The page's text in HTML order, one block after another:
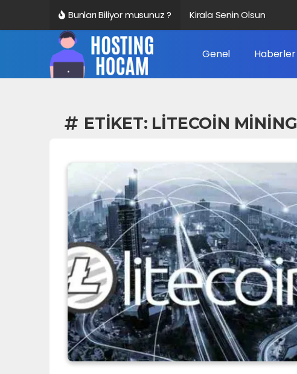
Bunları Biliyor musunuz ? Kirala Senin Olsun
Genel Haberler
ETIKET: LITECOIN MINING